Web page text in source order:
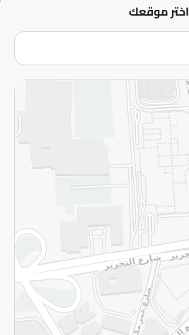
اختر موقعك
الفروع
سياسة الاستخدام